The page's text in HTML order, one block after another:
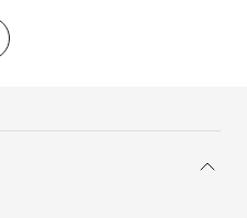
this-page